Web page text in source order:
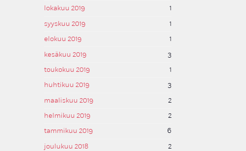
lokakuu 2019
1
syyskuu 2019
1
elokuu 2019
1
kesäkuu 2019
3
toukokuu 2019
1
huhtikuu 2019
3
maaliskuu 2019
2
helmikuu 2019
2
tammikuu 2019
6
joulukuu 2018
2